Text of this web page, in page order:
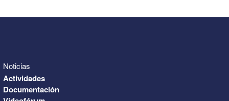
Noticias
Actividades
Documentación